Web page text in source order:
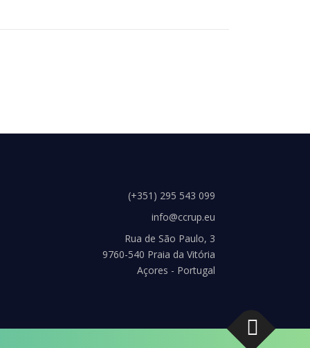
(+351) 295 543 099
info@ccrup.eu
Rua de São Paulo, 3
9760-540 Praia da Vitória
Açores - Portugal